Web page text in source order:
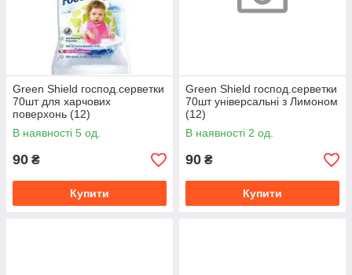
Green Shield господ.серветки
70шт для харчових
поверхонь (12)
В наявності 5 од.
90 ₴
Купити
Green Shield господ.серветки
70шт універсальні з Лимоном
(12)
В наявності 2 од.
90 ₴
Купити